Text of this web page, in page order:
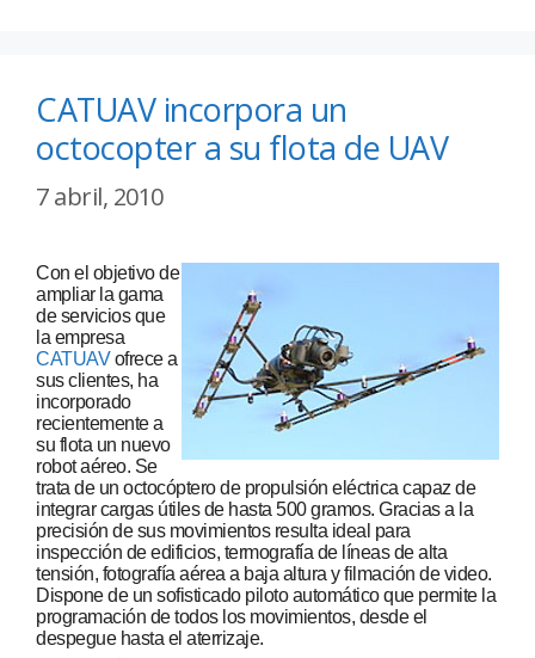
CATUAV incorpora un
octocopter a su flota de UAV
7 abril, 2010
Con el objetivo de
ampliar la gama
de servicios que
la empresa
CATUAVofrece a
sus clientes, ha
incorporado
recientemente a
su flota un nuevo
robot aéreo. Se
trata de un octocóptero de propulsión eléctrica capaz de
integrar cargas útiles de hasta 500 gramos. Gracias a la
precisión de sus movimientos resulta ideal para
inspección de edificios, termografía de líneas de alta
tensión, fotografía aérea a baja altura y filmación de video.
Dispone de un sofisticado piloto automático que permite la
programación de todos los movimientos, desde el
despegue hasta el aterrizaje.